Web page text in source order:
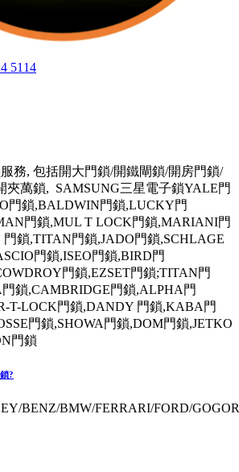
5114
務, 包括開大門鎖/開鐵閘鎖/開房門鎖/
夾萬鎖, SAMSUNG三星電子鎖YALE門
門鎖,BALDWIN門鎖,LUCKY門
門鎖,MUL T LOCK門鎖,MARIANI門
門鎖,TITAN門鎖,JADO門鎖,SCHLAGE
門鎖,ISEO門鎖,BIRD門
門鎖,EZSET門鎖;TITAN門
鎖,CAMBRIDGE門鎖,ALPHA門
T-LOCK門鎖,DANDY 門鎖,KABA門
門鎖,SHOWA門鎖,DOM門鎖,JETKO
門鎖
?
BENZ/BMW/FERRARI/FORD/